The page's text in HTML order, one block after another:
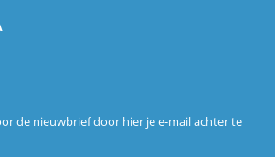
de nieuwbrief door hier je e-mail achter te